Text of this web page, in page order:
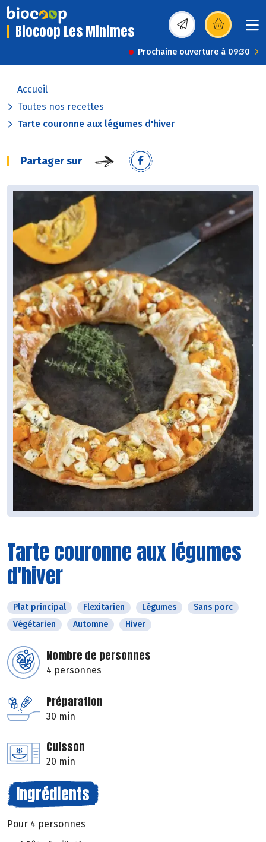
Biocoop Les Minimes (s’ouvre dans une
Prochaine ouverture à 09:30
Accueil
Toutes nos recettes
Tarte couronne aux légumes d'hiver
Partager sur
Tarte couronne aux légumes
d'hiver
Plat principal Flexitarien Légumes
Sans porc
Végétarien
Automne Hiver
Nombre de personnes
4 personnes
Préparation
30 min
Cuisson
20 min
Ingrédients
Pour 4 personnes